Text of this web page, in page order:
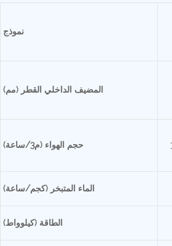
نموذج
المضيف الداخلي القطر (مم)
حجم الهواء (م3/ساعة)
الماء المتبخر (كجم/ساعة)
الطاقة (كيلوواط)